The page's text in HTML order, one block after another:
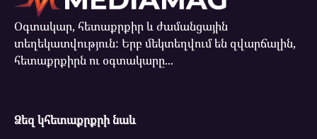
Օգտակար, հետաքրքիր և ժամանցային
տեղեկատվություն: Երբ մեկտեղվում են զվարճալին,
հետաքրքիրն ու օգտակարը...
Ձեզ կհետաքրքրի նաև